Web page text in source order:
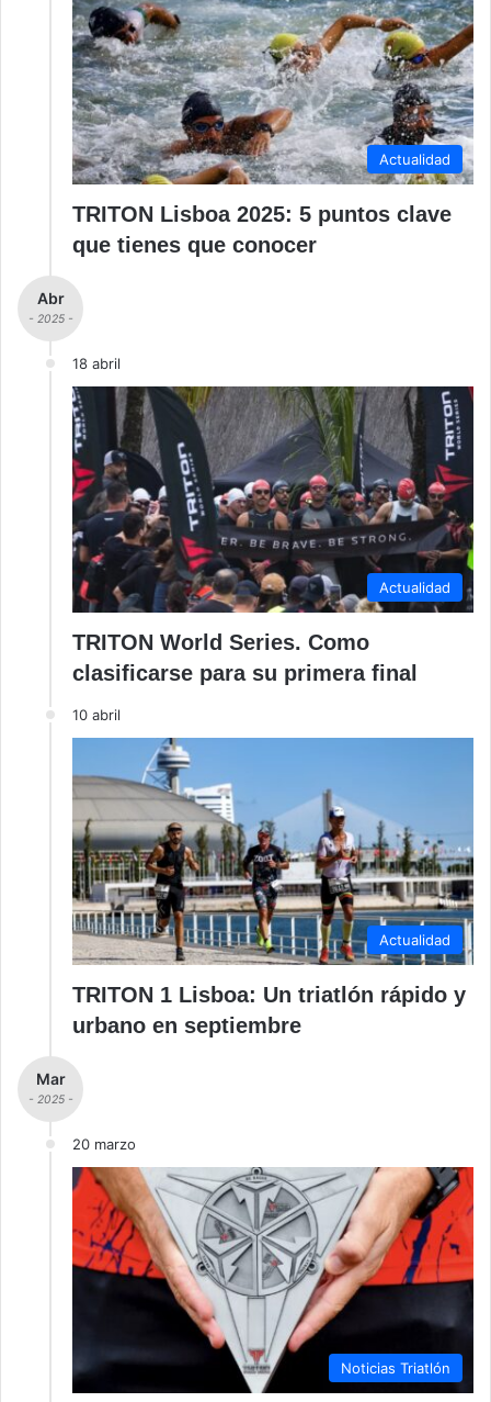
Actualidad
TRITON Lisboa 2025: 5 puntos clave
que tienes que conocer
Abr
- 2025 -
18 abril
Actualidad
TRITON World Series. Como
clasificarse para su primera final
10 abril
Actualidad
TRITON 1 Lisboa: Un triatlón rápido y
urbano en septiembre
Mar
- 2025 -
20 marzo
Noticias Triatlón